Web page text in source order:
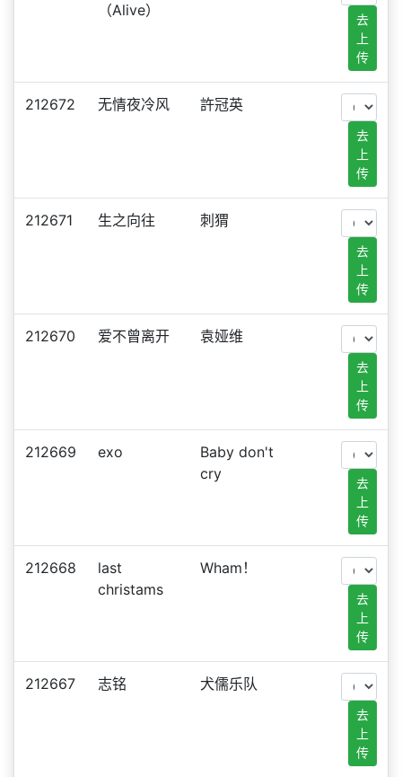
（Alive）
去
上
传
212672 无情夜冷风 許冠英
去
上
传
212671 生之向往 刺猬
去
上
传
212670 爱不曾离开 袁娅维
去
上
传
212669 exo
Baby don't
cry
去
上
传
212668
last
christams
Wham！
去
上
传
212667 志铭 犬儒乐队
去
上
传